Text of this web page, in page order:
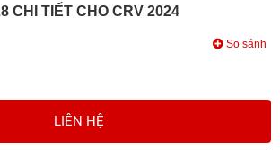
CHI TIẾT CHO CRV 2024
So sánh
LIÊN HỆ